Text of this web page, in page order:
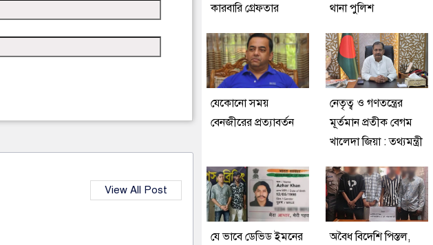
View All Post
কারবারি গ্রেফতার
থানা পুলিশ
যেকোনো সময়
বেনজীরের প্রত্যাবর্তন
নেতৃত্ব ও গণতন্ত্রের
মূর্তমান প্রতীক বেগম
খালেদা জিয়া : তথ্যমন্ত্রী
যে ভাবে ডেভিড ইমনের
অবৈধ বিদেশি পিস্তল,